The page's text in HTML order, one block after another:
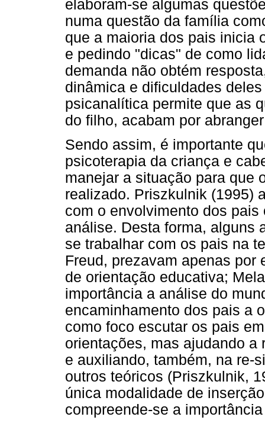
elaboram-se algumas
numa questão da família
que a maioria dos pais inicia
e pedindo "dicas" de como
demanda não obtém
dinâmica e dificuldades
psicanalítica permite que as
do filho, acabam por
Sendo assim, é importante
psicoterapia da criança e
manejar a situação para que
realizado. Priszkulnik (1995)
com o envolvimento dos
análise. Desta forma, alguns
se trabalhar com os pais na
Freud, prezavam apenas
de orientação educativa;
importância a análise do
encaminhamento dos pais a
como foco escutar os pais
orientações, mas ajudando
e auxiliando, também, na re-
outros teóricos (Priszkulnik,
única modalidade de
compreende-se a